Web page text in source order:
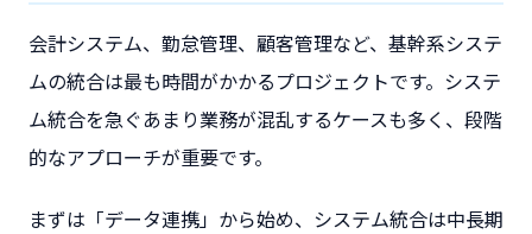
会計システム、勤怠管理、顧客管理など、基幹系システ
ムの統合は最も時間がかかるプロジェクトです。システ
ム統合を急ぐあまり業務が混乱するケースも多く、段階
的なアプローチが重要です。
まずは「データ連携」から始め、システム統合は中長期